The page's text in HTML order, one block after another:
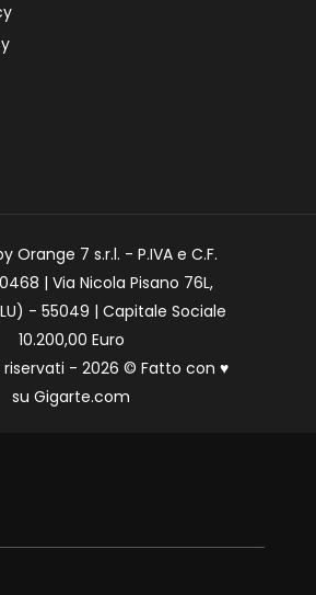
Orange 7 s.r.l. - P.IVA e C.F.
| Via Nicola Pisano 76L,
- 55049 | Capitale Sociale
10.200,00 Euro
- 2026 © Fatto con ♥
su Gigarte.com